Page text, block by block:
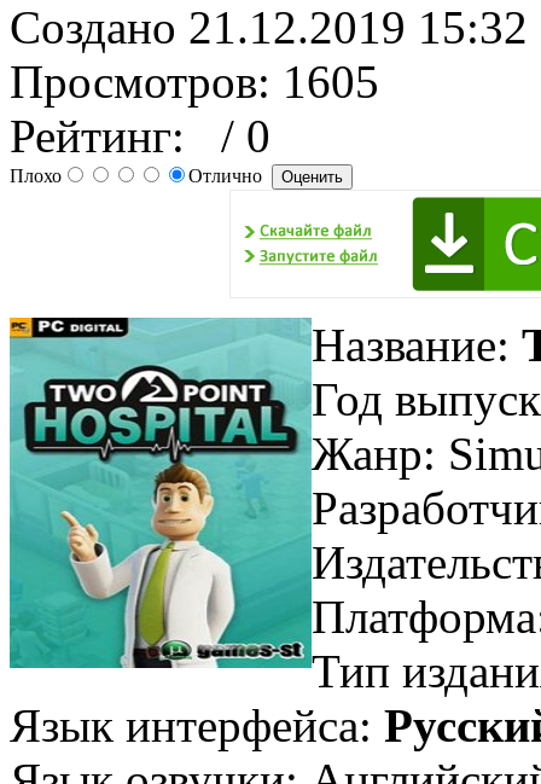
Создано 21.12.2019 15:32
Просмотров: 1605
Рейтинг:
/ 0
Плохо Отлично
Название:
Год
Жанр:
Тип
Язык интерфейса: